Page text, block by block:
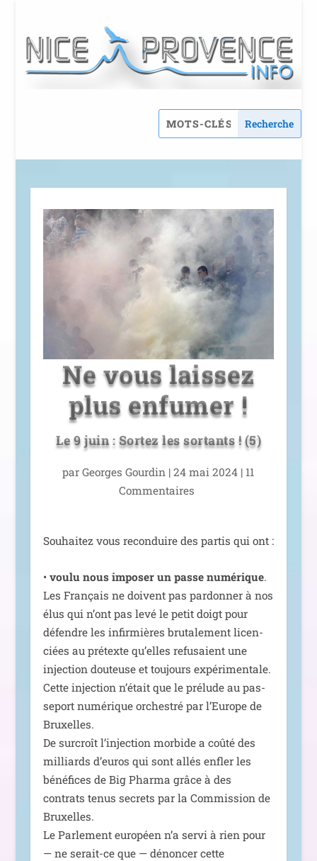
Ne vous laissez
plus enfumer !
Le 9 juin : Sortez les sortants ! (5)
parGeorges Gourdin |24 mai 2024 | 11
Commentaires
Souhaitez vous recon­duire des par­tis qui ont :
• vou­lu nous impo­ser un passe numé­rique.
Les Français ne doivent pas par­don­ner à nos
élus qui n’ont pas levé le petit doigt pour
défendre les infir­mières bru­ta­le­ment licen­
ciées au pré­texte qu’elles refu­saient une
injec­tion dou­teuse et tou­jours expé­ri­men­tale.
Cette injec­tion n’é­tait que le pré­lude au pas­
se­port numé­rique orches­tré par l’Europe de
Bruxelles.
De sur­croît l’in­jec­tion mor­bide a coû­té des
mil­liards d’eu­ros qui sont allés enfler les
béné­fices de Big Pharma grâce à des
contrats tenus secrets par la Commission de
Bruxelles.
Le Parlement euro­péen n’a ser­vi à rien pour
— ne serait-ce que — dénon­cer cette